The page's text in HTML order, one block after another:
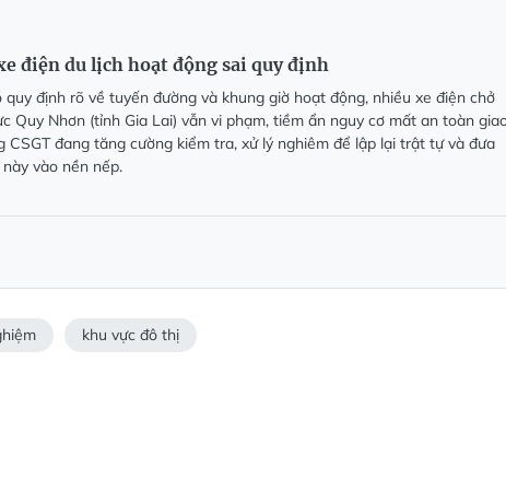
điện du lịch hoạt động sai quy định
quy định rõ về tuyến đường và khung giờ hoạt động, nhiều xe điện chở
Quy Nhơn (tỉnh Gia Lai) vẫn vi phạm, tiềm ẩn nguy cơ mất an toàn
CSGT đang tăng cường kiểm tra, xử lý nghiêm để lập lại trật tự và đưa
vào nền nếp.
khu vực đô thị